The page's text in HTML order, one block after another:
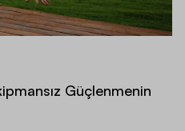
Güçlenmenin